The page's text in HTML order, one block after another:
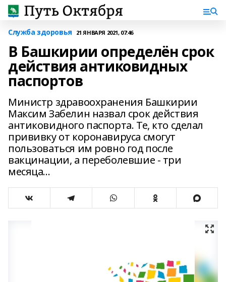
Служба здоровья 21 ЯНВАРЯ 2021, 07:46
В Башкирии определён срок
действия антиковидных
паспортов
Министр здравоохранения Башкирии
Максим Забелин назвал срок действия
антиковидного паспорта. Те, кто сделал
прививку от коронавируса смогут
пользоваться им ровно год после
вакцинации, а переболевшие - три
месяца...